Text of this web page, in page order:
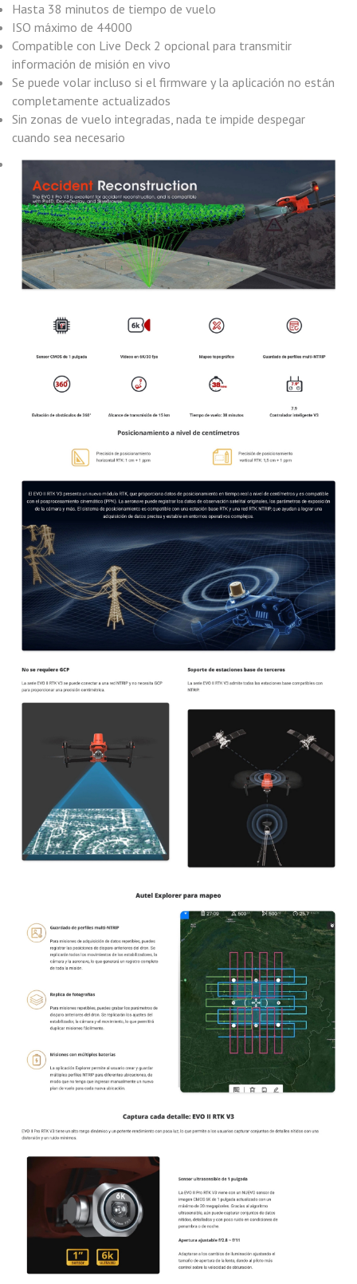
Hasta 38 minutos de tiempo de vuelo
ISO máximo de 44000
Compatible con Live Deck 2 opcional para transmitir
información de misión en vivo
Se puede volar incluso si el firmware y la aplicación no están
completamente actualizados
Sin zonas de vuelo integradas, nada te impide despegar
cuando sea necesario